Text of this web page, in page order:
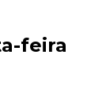
feira